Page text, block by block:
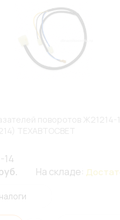
14
На складе: